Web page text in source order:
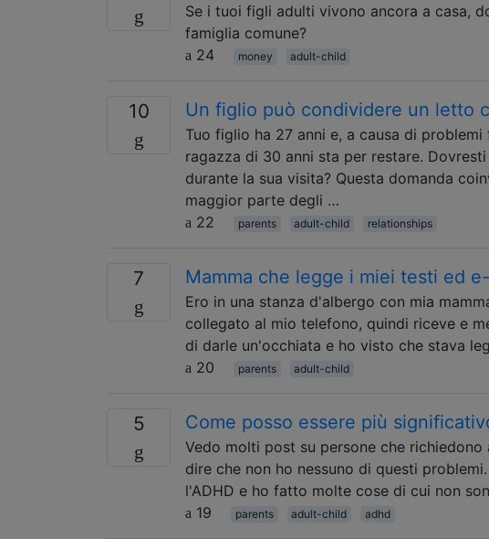
Se i tuoi figli adulti vivono ancora a casa,
famiglia comune?
24
money adult-child
10 Un figlio può condividere un letto
Tuo figlio ha 27 anni e, a causa di
ragazza di 30 anni sta per restare.
durante la sua visita? Questa domanda
maggior parte degli …
22
parents adult-child relationships
7 Mamma che legge i miei testi ed
Ero in una stanza d'albergo con mia
collegato al mio telefono, quindi riceve e
di darle un'occhiata e ho visto che stava
20
parents adult-child
5 Come posso essere più
Vedo molti post su persone che
dire che non ho nessuno di questi
l'ADHD e ho fatto molte cose di cui non
19
parents adult-child adhd